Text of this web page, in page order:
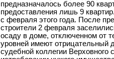
предназначалось более 90
предоставления лишь 9
с февраля этого года. После
строители 2 февраля
осаду в доме, отключенном от
уровней имеют отрицательный
судебной коллегии Верховного